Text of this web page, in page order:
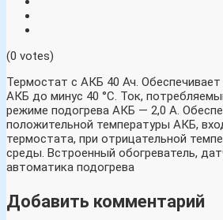
(0 votes)
Термостат с АКБ 40 Ач.
АКБ до минус 40 °С. Ток,
режиме подогрева АКБ — 2,0 А.
положительной температуры АКБ,
термостата, при отрицательной
среды. Встроенный обогреватель,
автоматика подогрева
Добавить комментарий